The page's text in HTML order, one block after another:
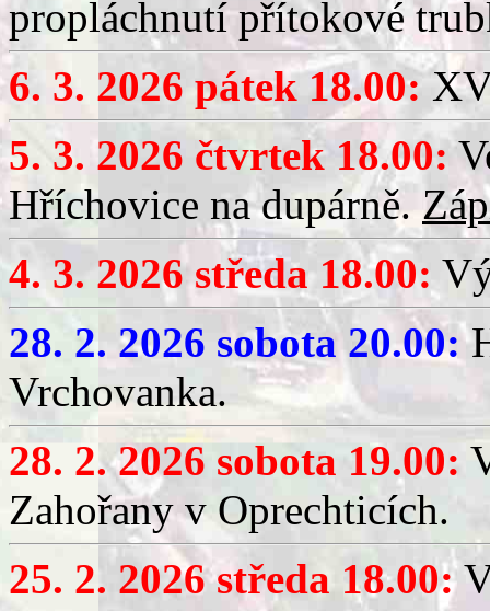
propláchnutí přítokové
6. 3. 2026 pátek 18.00:
5. 3. 2026 čtvrtek 18.00:
Hříchovice na dupárně.
4. 3. 2026 středa 18.00:
28. 2. 2026 sobota 20.00:
Vrchovanka.
28. 2. 2026 sobota 19.00:
Zahořany v Oprechticích.
25. 2. 2026 středa 18.00: